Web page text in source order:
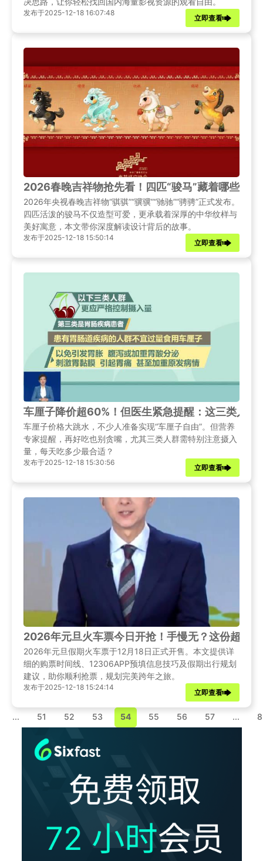
发布于2025-12-18 16:07:48
立即查看
2026春晚吉祥物抢先看！四匹“骏马”藏着哪些文
2026年央视春晚吉祥物“骐骐”“骥骥”“驰驰”“骋骋”正式发布。
四匹活泼的骏马不仅造型可爱，更承载着深厚的中华纹样与
美好寓意，本文带你深度解读设计背后的故事。
发布于2025-12-18 15:50:14
立即查看
车厘子降价超60%！但医生紧急提醒：这三类人千
车厘子价格大跳水，不少人准备实现“车厘子自由”。但营养
专家提醒，再好吃也别贪嘴，尤其三类人群需特别注意摄入
量，每天吃多少最合适？
发布于2025-12-18 15:30:56
立即查看
2026年元旦火车票今日开抢！手慢无？这份超全
2026年元旦假期火车票于12月18日正式开售。本文提供详
细的购票时间线、12306APP预填信息技巧及假期出行规划
建议，助你顺利抢票，规划完美跨年之旅。
发布于2025-12-18 15:24:14
立即查看
... 51 52 53 54 55 56 57 ...